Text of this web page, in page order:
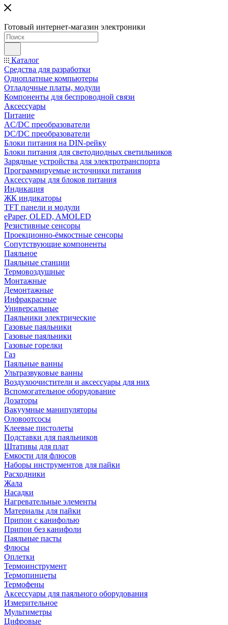
Готовый интернет-магазин электроники
Каталог
Средства для разработки
Одноплатные компьютеры
Отладочные платы, модули
Компоненты для беспроводной связи
Аксессуары
Питание
AC/DC преобразователи
DC/DC преобразователи
Блоки питания на DIN-рейку
Блоки питания для светодиодных светильников
Зарядные устройства для электротранспорта
Программируемые источники питания
Аксессуары для блоков питания
Индикация
ЖК индикаторы
TFT панели и модули
ePaper, OLED, AMOLED
Резистивные сенсоры
Проекционно-ёмкостные сенсоры
Сопутствующие компоненты
Паяльное
Паяльные станции
Термовоздушные
Монтажные
Демонтажные
Инфракрасные
Универсальные
Паяльники электрические
Газовые паяльники
Газовые паяльники
Газовые горелки
Газ
Паяльные ванны
Ультразвуковые ванны
Воздухоочистители и аксессуары для них
Вспомогательное оборудование
Дозаторы
Вакуумные манипуляторы
Оловоотсосы
Клеевые пистолеты
Подставки для паяльников
Штативы для плат
Емкости для флюсов
Наборы инструментов для пайки
Расходники
Жала
Насадки
Нагревательные элементы
Материалы для пайки
Припои с канифолью
Припои без канифоли
Паяльные пасты
Флюсы
Оплетки
Термоинструмент
Термопинцеты
Термофены
Аксессуары для паяльного оборудования
Измерительное
Мультиметры
Цифровые